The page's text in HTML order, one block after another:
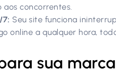
aos concorrentes.
7: Seu site funciona
online a qualquer hora,
sua